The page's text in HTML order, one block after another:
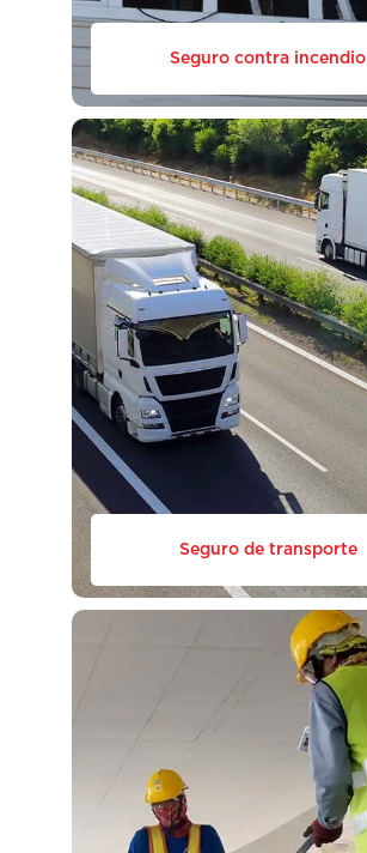
Seguro contra incendio
Seguro de transporte